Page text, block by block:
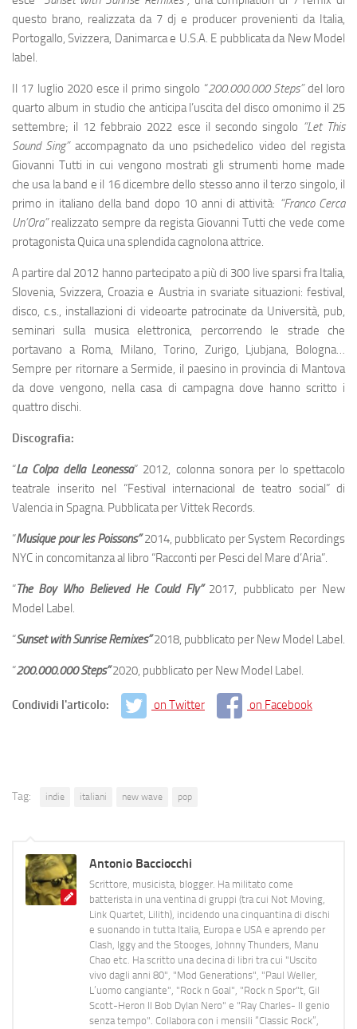
questo brano, realizzata da 7 dj e producer provenienti da Italia,
Portogallo, Svizzera, Danimarca e U.S.A. E pubblicata da New Model
label.
Il 17 luglio 2020 esce il primo singolo “200.000.000 Steps”del loro
quarto album in studio che anticipa l’uscita del disco omonimo il 25
settembre; il 12 febbraio 2022 esce il secondo singolo “Let This
Sound Sing” accompagnato da uno psichedelico video del regista
Giovanni Tutti in cui vengono mostrati gli strumenti home made
che usa la band e il 16 dicembre dello stesso anno il terzo singolo, il
primo in italiano della band dopo 10 anni di attività: “Franco Cerca
Un’Ora”realizzato sempre da regista Giovanni Tutti che vede come
protagonista Quica una splendida cagnolona attrice.
A partire dal 2012 hanno partecipato a più di 300 live sparsi fra Italia,
Slovenia, Svizzera, Croazia e Austria in svariate situazioni: festival,
disco, c.s., installazioni di videoarte patrocinate da Università, pub,
seminari sulla musica elettronica, percorrendo le strade che
portavano a Roma, Milano, Torino, Zurigo, Ljubjana, Bologna…
Sempre per ritornare a Sermide, il paesino in provincia di Mantova
da dove vengono, nella casa di campagna dove hanno scritto i
quattro dischi.
Discografia:
“La Colpa della Leonessa” 2012, colonna sonora per lo spettacolo
teatrale inserito nel “Festival internacional de teatro social” di
Valencia in Spagna. Pubblicata per Vittek Records.
“Musique pour les Poissons”2014, pubblicato per System Recordings
NYC in concomitanza al libro “Racconti per Pesci del Mare d’Aria”.
“The Boy Who Believed He Could Fly”2017, pubblicato per New
Model Label.
“Sunset with Sunrise Remixes”2018, pubblicato per New Model Label.
“200.000.000 Steps”2020, pubblicato per New Model Label.
Condividi l'articolo: on Twitter on Facebook
Tag: indie italiani new wave pop
Antonio Bacciocchi
Scrittore, musicista, blogger. Ha militato come
batterista in una ventina di gruppi (tra cui Not Moving,
Link Quartet, Lilith), incidendo una cinquantina di dischi
e suonando in tutta Italia, Europa e USA e aprendo per
Clash, Iggy and the Stooges, Johnny Thunders, Manu
Chao etc. Ha scritto una decina di libri tra cui "Uscito
vivo dagli anni 80", "Mod Generations", "Paul Weller,
L’uomo cangiante", "Rock n Goal", "Rock n Spor"t, Gil
Scott-Heron Il Bob Dylan Nero" e "Ray Charles- Il genio
senza tempo". Collabora con i mensili “Classic Rock”,